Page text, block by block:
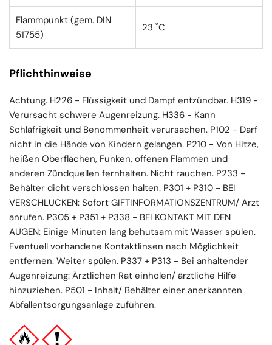
Flammpunkt (gem. DIN
51755)
23 ˚C
Pflichthinweise
Achtung. H226 - Flüssigkeit und Dampf entzündbar. H319 -
Verursacht schwere Augenreizung. H336 - Kann
Schläfrigkeit und Benommenheit verursachen. P102 - Darf
nicht in die Hände von Kindern gelangen. P210 - Von Hitze,
heißen Oberflächen, Funken, offenen Flammen und
anderen Zündquellen fernhalten. Nicht rauchen. P233 -
Behälter dicht verschlossen halten. P301 + P310 - BEI
VERSCHLUCKEN: Sofort GIFTINFORMATIONSZENTRUM/ Arzt
anrufen. P305 + P351 + P338 - BEI KONTAKT MIT DEN
AUGEN: Einige Minuten lang behutsam mit Wasser spülen.
Eventuell vorhandene Kontaktlinsen nach Möglichkeit
entfernen. Weiter spülen. P337 + P313 - Bei anhaltender
Augenreizung: Ärztlichen Rat einholen/ ärztliche Hilfe
hinzuziehen. P501 - Inhalt/ Behälter einer anerkannten
Abfallentsorgungsanlage zuführen.